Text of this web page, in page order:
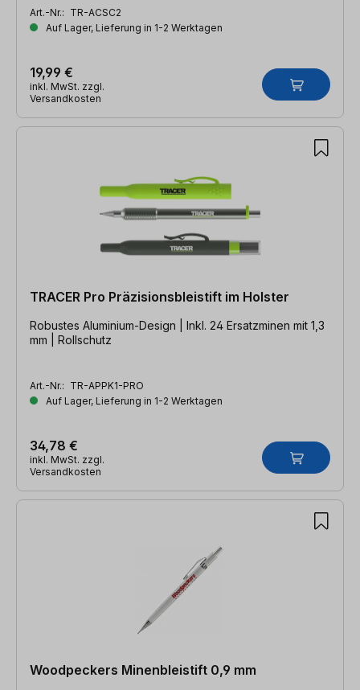
Art.-Nr.: TR-ACSC2
Auf Lager, Lieferung in 1-2 Werktagen
19,99 €
inkl. MwSt. zzgl.
Versandkosten
TRACER Pro Präzisionsbleistift im Holster
Robustes Aluminium-Design | Inkl. 24 Ersatzminen mit 1,3
mm | Rollschutz
Art.-Nr.: TR-APPK1-PRO
Auf Lager, Lieferung in 1-2 Werktagen
34,78 €
inkl. MwSt. zzgl.
Versandkosten
Woodpeckers Minenbleistift 0,9 mm